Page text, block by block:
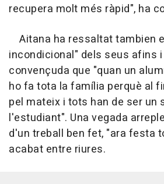
recupera molt més ràpid", ha
Aitana ha ressaltat tambien
incondicional" dels seus afins
convençuda que "quan un
ho fa tota la família perquè al
pel mateix i tots han de ser un
l'estudiant". Una vegada
d'un treball ben fet, "ara festa
acabat entre riures.